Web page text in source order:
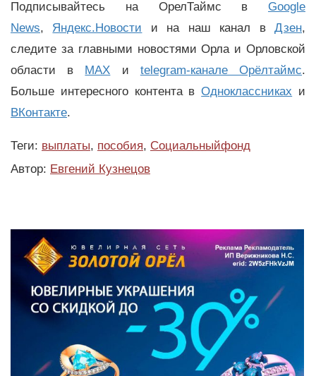
Подписывайтесь на ОрелТаймс в Google
News, Яндекс.Новости и на наш канал вДзен,
следите за главными новостями Орла и Орловской
области в MAX и telegram-канале Орёлтаймс.
Больше интересного контента вОдноклассниках и
ВКонтакте.
Теги: выплаты, пособия, Социальныйфонд
Автор: Евгений Кузнецов